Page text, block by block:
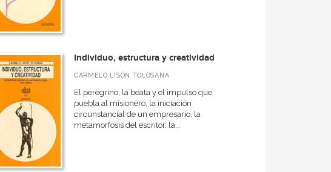
Individuo, estructura y creatividad
CARMELO LISÓN TOLOSANA
El peregrino, la beata y el impulso que
puebla al misionero, la iniciación
circunstancial de un empresario, la
metamorfosis del escritor, la...